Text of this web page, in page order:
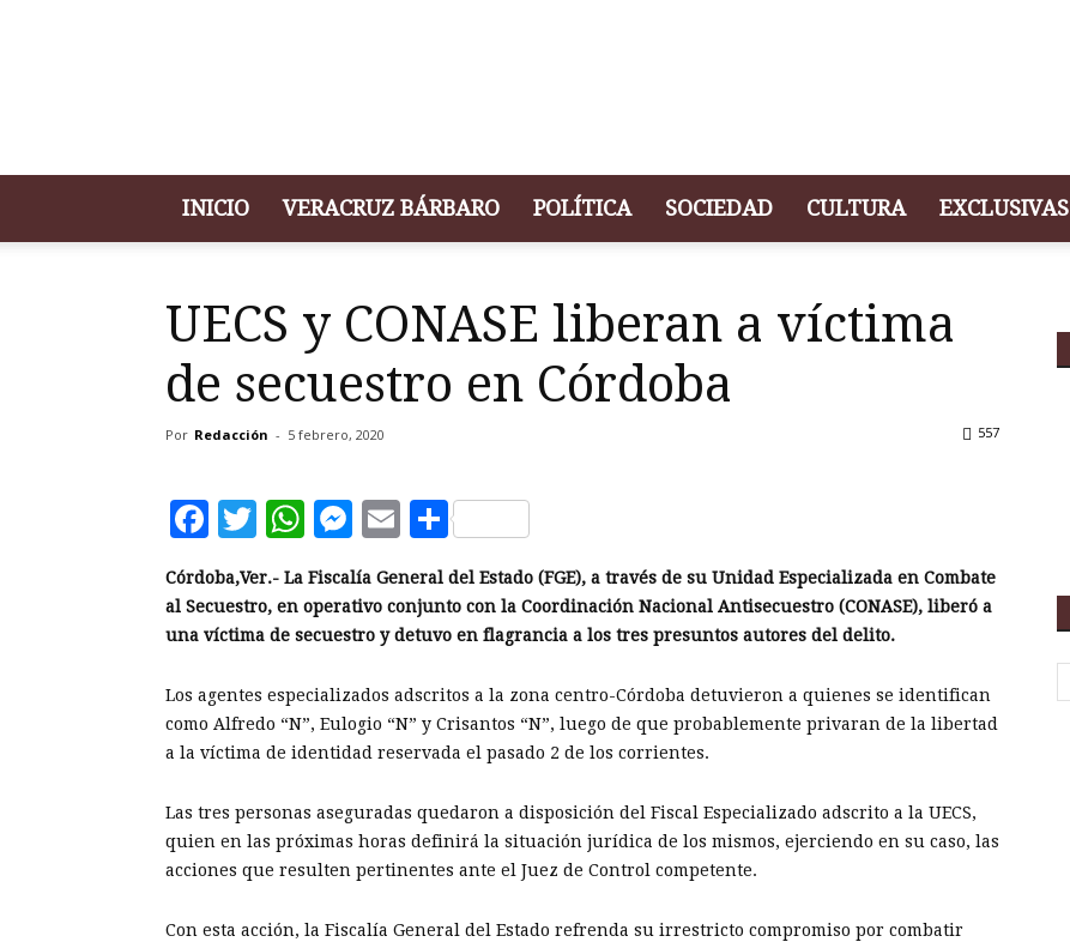
INICIO VERACRUZ BÁRBARO POLÍTICA SOCIEDAD CULTURA EXCLUSIVAS
UECS y CONASE liberan a víctima
de secuestro en Córdoba
Por Redacción - 5 febrero, 2020 557
Facebook
Twitter
WhatsApp
Messenger
EmailCompartir
Córdoba,Ver.- La Fiscalía General del Estado (FGE), a través de su Unidad Especializada en Combate
al Secuestro, en operativo conjunto con la Coordinación Nacional Antisecuestro (CONASE), liberó a
una víctima de secuestro y detuvo en flagrancia a los tres presuntos autores del delito.
Los agentes especializados adscritos a la zona centro-Córdoba detuvieron a quienes se identifican
como Alfredo “N”, Eulogio “N” y Crisantos “N”, luego de que probablemente privaran de la libertad
a la víctima de identidad reservada el pasado 2 de los corrientes.
Las tres personas aseguradas quedaron a disposición del Fiscal Especializado adscrito a la UECS,
quien en las próximas horas definirá la situación jurídica de los mismos, ejerciendo en su caso, las
acciones que resulten pertinentes ante el Juez de Control competente.
Con esta acción, la Fiscalía General del Estado refrenda su irrestricto compromiso por combatir